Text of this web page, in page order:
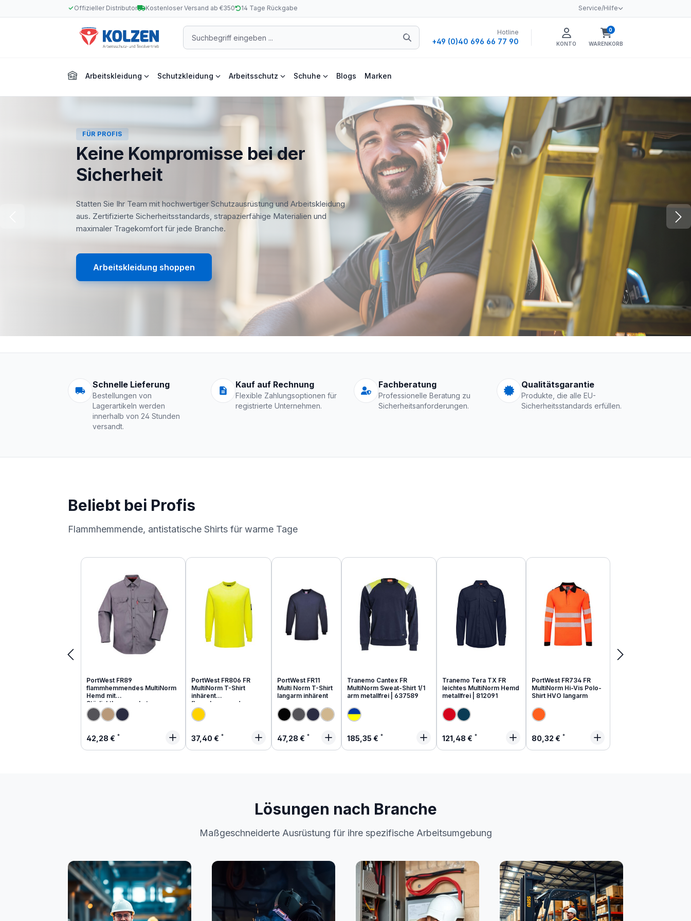
Hauptinhalt springen
Zur Suche springen
Zur Hauptnavigation springen
Offizieller Distributor Kostenloser Versand ab €350 14 Tage Rückgabe Service/Hilfe
Hotline
+49 (0)40 696 66 77 90 KONTO
0
WARENKORB
Warenkorb enthält
Arbeitskleidung Schutzkleidung Arbeitsschutz Schuhe Blogs Marken
FÜR PROFIS
Keine Kompromisse bei der
Sicherheit
Statten Sie Ihr Team mit hochwertiger Schutzausrüstung und Arbeitskleidung
aus. Zertifizierte Sicherheitsstandards, strapazierfähige Materialien und
maximaler Tragekomfort für jede Branche.
Arbeitskleidung shoppen
Arbeitskleidung | Schutzkleidung Firmen Logo
Schnelle Lieferung
Bestellungen von
Lagerartikeln werden
innerhalb von 24 Stunden
versandt.
Kauf auf Rechnung
Flexible Zahlungsoptionen für
registrierte Unternehmen.
Fachberatung
Professionelle Beratung zu
Sicherheitsanforderungen.
Qualitätsgarantie
Produkte, die alle EU-
Sicherheitsstandards erfüllen.
Beliebt bei Profis
Flammhemmende, antistatische Shirts für warme Tage
Produktgalerie überspringen
PortWest FR89
flammhemmendes MultiNorm
Hemd mit
Störlichtbogenschutz
Regulärer Preis:
42,28 €
PortWest FR806 FR
MultiNorm T-Shirt
inhärent
flammhemmend
Regulärer Preis:
37,40 €
PortWest FR11
Multi Norm T-Shirt
langarm inhärent
Regulärer Preis:
47,28 €
Tranemo Cantex FR
MultiNorm Sweat-Shirt 1/1
arm metallfrei | 637589
Regulärer Preis:
185,35 €
Tranemo Tera TX FR
leichtes MultiNorm Hemd
metallfrei | 812091
Regulärer Preis:
121,48 €
PortWest FR734 FR
MultiNorm Hi-Vis Polo-
Shirt HVO langarm
Regulärer Preis:
80,32 €
Lösungen nach Branche
Maßgeschneiderte Ausrüstung für ihre spezifische Arbeitsumgebung